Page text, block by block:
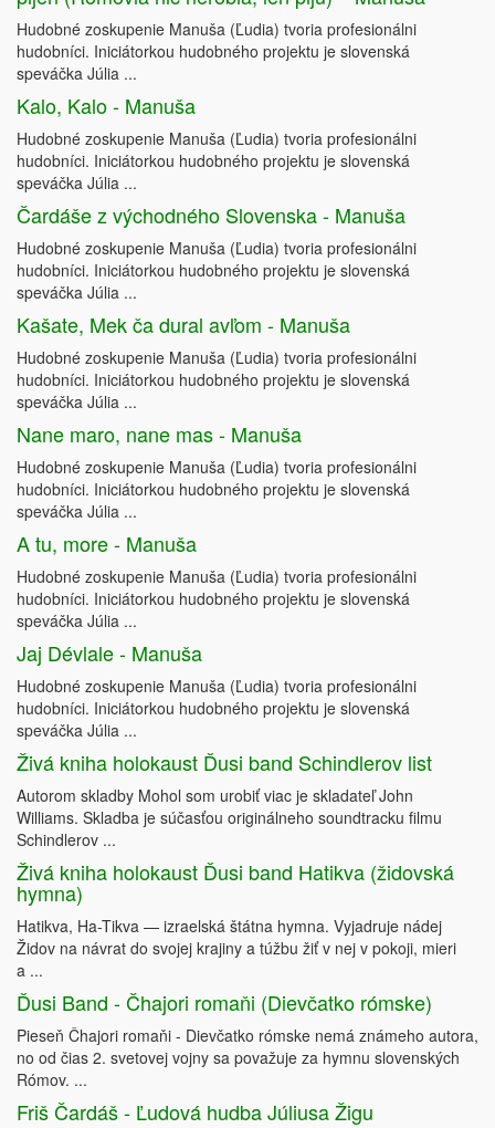
Hudobné zoskupenie Manuša (Ľudia) tvoria profesionálni
hudobníci. Iniciátorkou hudobného projektu je slovenská
speváčka Júlia ...
Kalo, Kalo - Manuša
Hudobné zoskupenie Manuša (Ľudia) tvoria profesionálni
hudobníci. Iniciátorkou hudobného projektu je slovenská
speváčka Júlia ...
Čardáše z východného Slovenska - Manuša
Hudobné zoskupenie Manuša (Ľudia) tvoria profesionálni
hudobníci. Iniciátorkou hudobného projektu je slovenská
speváčka Júlia ...
Kašate, Mek ča dural avľom - Manuša
Hudobné zoskupenie Manuša (Ľudia) tvoria profesionálni
hudobníci. Iniciátorkou hudobného projektu je slovenská
speváčka Júlia ...
Nane maro, nane mas - Manuša
Hudobné zoskupenie Manuša (Ľudia) tvoria profesionálni
hudobníci. Iniciátorkou hudobného projektu je slovenská
speváčka Júlia ...
A tu, more - Manuša
Hudobné zoskupenie Manuša (Ľudia) tvoria profesionálni
hudobníci. Iniciátorkou hudobného projektu je slovenská
speváčka Júlia ...
Jaj Dévlale - Manuša
Hudobné zoskupenie Manuša (Ľudia) tvoria profesionálni
hudobníci. Iniciátorkou hudobného projektu je slovenská
speváčka Júlia ...
Živá kniha holokaust Ďusi band Schindlerov list
Autorom skladby Mohol som urobiť viac je skladateľ John
Williams. Skladba je súčasťou originálneho soundtracku filmu
Schindlerov ...
Živá kniha holokaust Ďusi band Hatikva (židovská
hymna)
Hatikva, Ha-Tikva — izraelská štátna hymna. Vyjadruje nádej
Židov na návrat do svojej krajiny a túžbu žiť v nej v pokoji, mieri
a ...
Ďusi Band - Čhajori romaňi (Dievčatko rómske)
Pieseň Čhajori romaňi - Dievčatko rómske nemá známeho autora,
no od čias 2. svetovej vojny sa považuje za hymnu slovenských
Rómov. ...
Friš Čardáš - Ľudová hudba Júliusa Žigu